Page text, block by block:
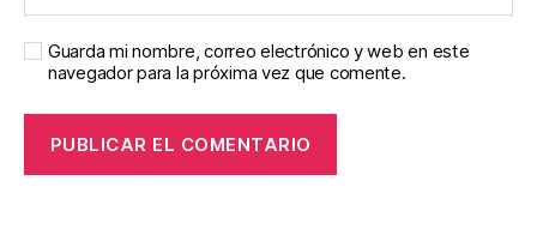
Guarda mi nombre, correo electrónico y web en este
navegador para la próxima vez que comente.